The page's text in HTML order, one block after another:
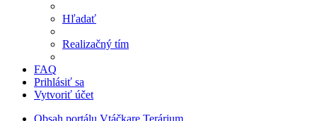
Hľadať
Realizačný tím
FAQ
Prihlásiť sa
Vytvoriť účet